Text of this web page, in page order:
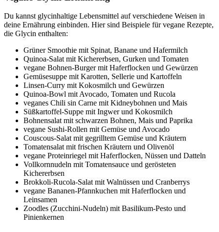
Du kannst glycinhaltige Lebensmittel auf verschiedene Weisen in
deine Ernährung einbinden. Hier sind Beispiele für vegane Rezepte,
die Glycin enthalten:
Grüner Smoothie mit Spinat, Banane und Hafermilch
Quinoa-Salat mit Kichererbsen, Gurken und Tomaten
vegane Bohnen-Burger mit Haferflocken und Gewürzen
Gemüsesuppe mit Karotten, Sellerie und Kartoffeln
Linsen-Curry mit Kokosmilch und Gewürzen
Quinoa-Bowl mit Avocado, Tomaten und Rucola
veganes Chili sin Carne mit Kidneybohnen und Mais
Süßkartoffel-Suppe mit Ingwer und Kokosmilch
Bohnensalat mit schwarzen Bohnen, Mais und Paprika
vegane Sushi-Rollen mit Gemüse und Avocado
Couscous-Salat mit gegrilltem Gemüse und Kräutern
Tomatensalat mit frischen Kräutern und Olivenöl
vegane Proteinriegel mit Haferflocken, Nüssen und Datteln
Vollkornnudeln mit Tomatensauce und gerösteten
Kichererbsen
Brokkoli-Rucola-Salat mit Walnüssen und Cranberrys
vegane Bananen-Pfannkuchen mit Haferflocken und
Leinsamen
Zoodles (Zucchini-Nudeln) mit Basilikum-Pesto und
Pinienkernen